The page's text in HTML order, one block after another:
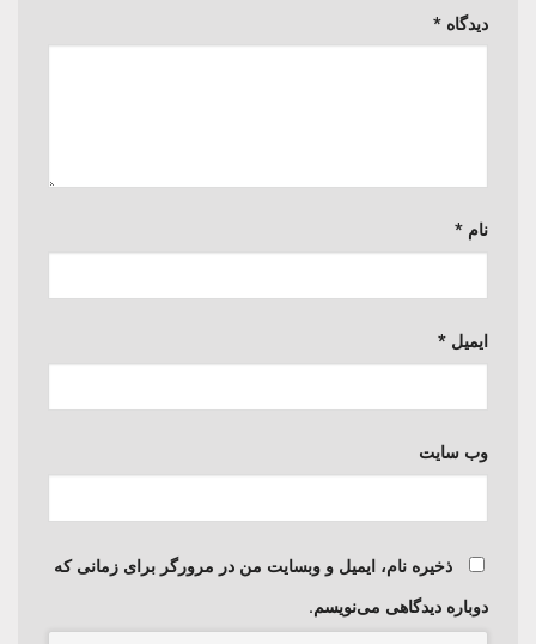
دیدگاه *
نام *
ایمیل *
وب‌ سایت
ذخیره نام، ایمیل و وبسایت من در مرورگر برای زمانی که
دوباره دیدگاهی می‌نویسم.